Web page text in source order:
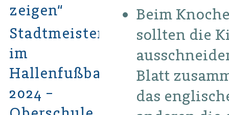
Beim
sollten die
Blatt
das
zeigen“
Stadtmeister
im
Hallenfußball
2024 –